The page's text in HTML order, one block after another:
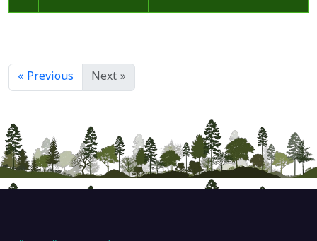
« Previous Next »